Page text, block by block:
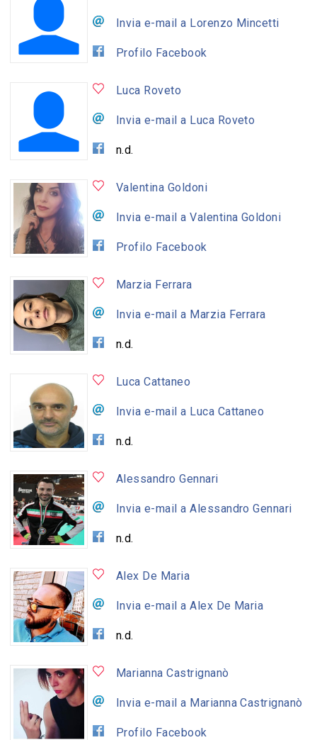
Invia e-mail a Lorenzo Mincetti
Profilo Facebook
Luca Roveto
Invia e-mail a Luca Roveto
n.d.
Valentina Goldoni
Invia e-mail a Valentina Goldoni
Profilo Facebook
Marzia Ferrara
Invia e-mail a Marzia Ferrara
n.d.
Luca Cattaneo
Invia e-mail a Luca Cattaneo
n.d.
Alessandro Gennari
Invia e-mail a Alessandro Gennari
n.d.
Alex De Maria
Invia e-mail a Alex De Maria
n.d.
Marianna Castrignanò
Invia e-mail a Marianna Castrignanò
Profilo Facebook